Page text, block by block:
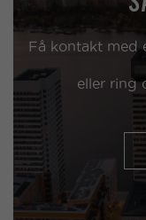
Få kontakt med
eller ring